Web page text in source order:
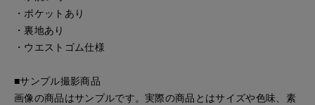
・ポケットあり
・裏地あり
・ウエストゴム仕様
■サンプル撮影商品
画像の商品はサンプルです。実際の商品とはサイズや色味、素